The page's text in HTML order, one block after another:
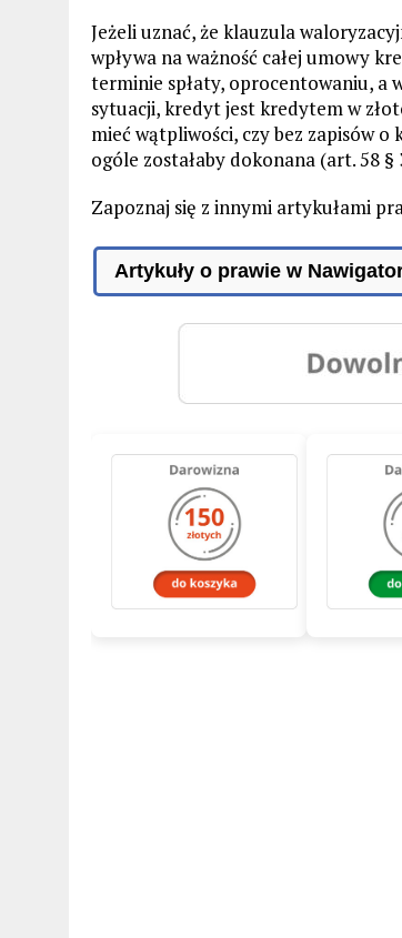
Jeżeli uznać, że klauzula
wpływa na ważność całej umowy
terminie spłaty, oprocentowaniu, a
sytuacji, kredyt jest kredytem w
mieć wątpliwości, czy bez zapisów
ogóle zostałaby dokonana (art. 58 §
Zapoznaj się z innymi artykułami
Artykuły o prawie w